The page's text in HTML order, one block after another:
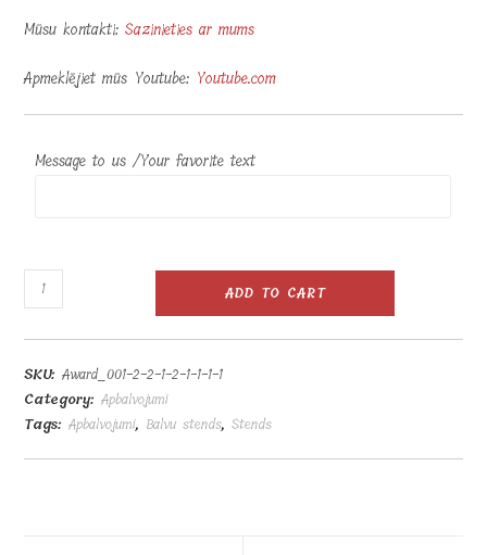
Mūsu kontakti:Sazinieties ar mums
Apmeklējiet mūs Youtube: Youtube.com
Message to us /Your favorite text
Balvas
statīvs
h20cm
quantity
ADD TO CART
SKU:Award_001-2-2-1-2-1-1-1-1
Category:Apbalvojumi
Tags:Apbalvojumi, Balvu stends,Stends